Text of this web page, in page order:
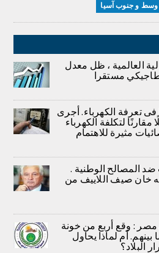
العالمية ، ظل معدل
مستقرا
فى تعرفة الكهرباء. أجرى
لتكلفة الكهرباء
مثيرة للاهتمام
ضد المصالح الوطنية .
خان صيف اللاييف من
: وقع أربع من خونة
أم لماذا يحاول
البلاد؟